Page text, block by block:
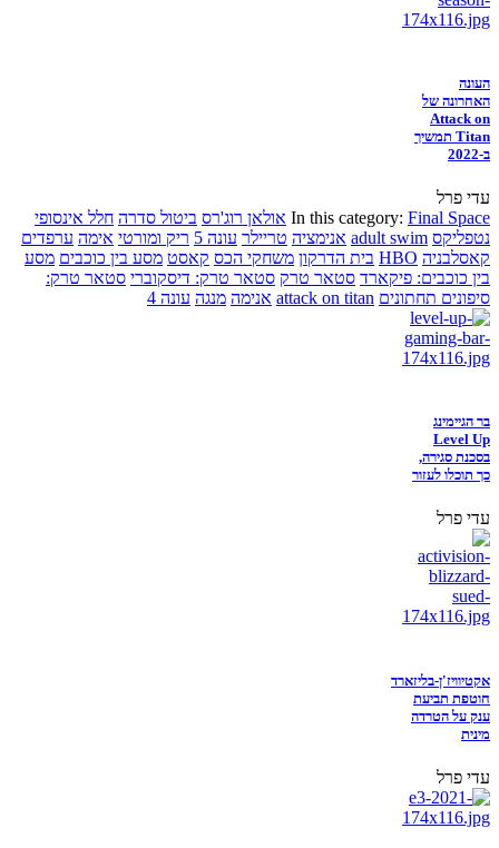
העונה
האחרונה של
Attack on
Titan תמשיך
ב-2022
עדי פרל
In this category: Final Space אולאן רוג'רס ביטול סדרה חלל אינסופי
נטפליקס adult swim אנימציה טריילר עונה 5 ריק ומורטי אימה ערפדים
קאסלבניה HBO בית הדרקון משחקי הכס קאסט מסע בין כוכבים מסע
בין כוכבים: פיקארד סטאר טרק סטאר טרק: דיסקוברי סטאר טרק:
סיפונים תחתונים attack on titan אנימה מנגה עונה 4
בר הגיימינג
Level Up
בסכנת סגירה,
כך תוכלו לעזור
עדי פרל
אקטיוויז'ן-בליזארד
חוטפת תביעת
ענק על הטרדה
מינית
עדי פרל